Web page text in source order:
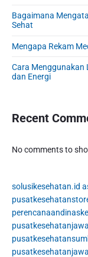
b
a
r
Bagaimana
Sehat
Mengapa Rekam
Cara Menggunakan
dan Energi
Recent
No comments to
solusikesehatan.id